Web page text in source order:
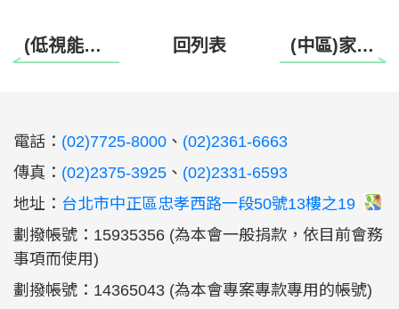
(低視能服務處)衛教活動115年1-3月回顧 回列表 (中區)家庭日活動
電話： (02)7725-8000 、 (02)2361-6663
傳真： (02)2375-3925 、 (02)2331-6593
地址： 台北市中正區忠孝西路一段50號13樓之19
劃撥帳號：15935356 (為本會一般捐款，依目前會務
事項而使用)
劃撥帳號：14365043 (為本會專案專款專用的帳號)